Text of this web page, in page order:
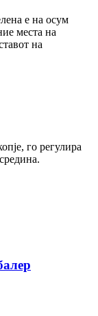
е на осум
места на
на
го регулира